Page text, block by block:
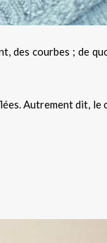
des courbes ; de
Autrement dit, le